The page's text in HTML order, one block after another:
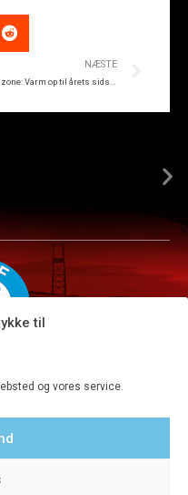
til
og vores service.
NÆSTE
Fanzone: Varm op til årets sidste Superliga-kamp på JYSK park
man-fre kl. 9-15